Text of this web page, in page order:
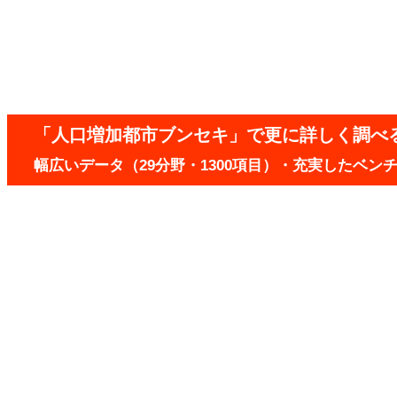
「人口増加都市ブンセキ」で更に詳しく調べ
幅広いデータ（29分野・1300項目）・充実したベン